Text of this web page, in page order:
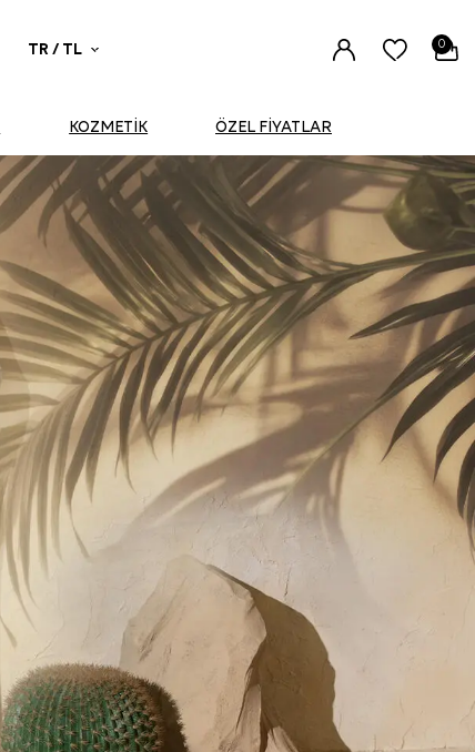
TR / TL 0
KOZMETİK ÖZEL FİYATLAR